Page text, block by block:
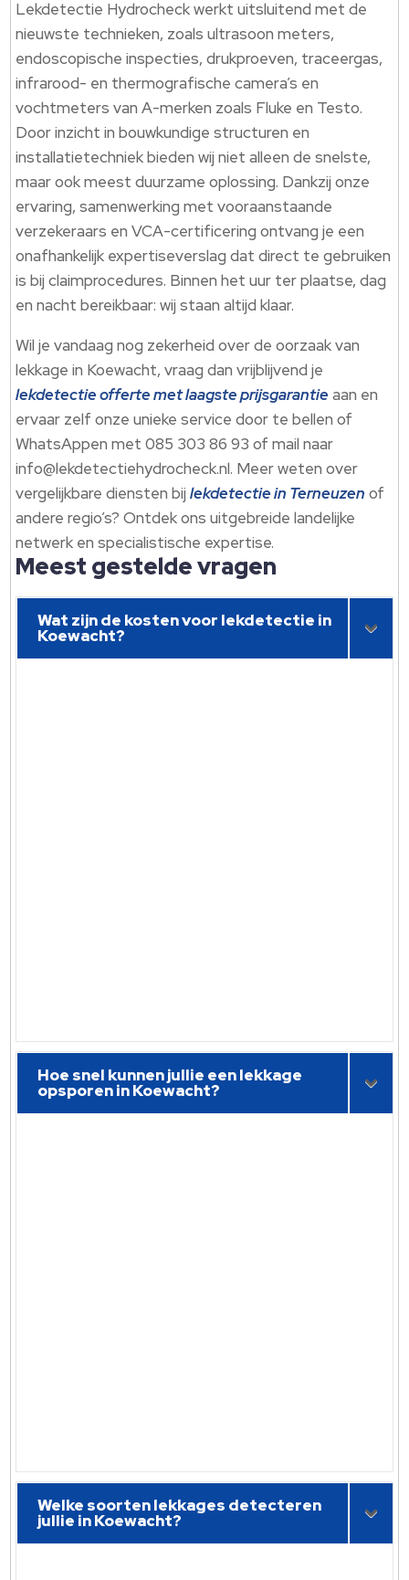
Lekdetectie Hydrocheck werkt uitsluitend met de
nieuwste technieken, zoals ultrasoon meters,
endoscopische inspecties, drukproeven, traceergas,
infrarood- en thermografische camera’s en
vochtmeters van A-merken zoals Fluke en Testo.​
Door inzicht in bouwkundige structuren en
installatietechniek bieden wij niet alleen de snelste,
maar ook meest duurzame oplossing.​ Dankzij onze
ervaring, samenwerking met vooraanstaande
verzekeraars en VCA-certificering ontvang je een
onafhankelijk expertiseverslag dat direct te gebruiken
is bij claimprocedures.​ Binnen het uur ter plaatse, dag
en nacht bereikbaar: wij staan altijd klaar.​
Wil je vandaag nog zekerheid over de oorzaak van
lekkage in Koewacht, vraag dan vrijblijvend je
lekdetectie offerte met laagste prijsgarantie aan en
ervaar zelf onze unieke service door te bellen of
WhatsAppen met 085 303 86 93 of mail naar
info@lekdetectiehydrocheck.​nl.​ Meer weten over
vergelijkbare diensten bijlekdetectie in Terneuzen of
andere regio’s? Ontdek ons uitgebreide landelijke
netwerk en specialistische expertise.​
Meest gestelde vragen
Wat zijn de kosten voor lekdetectie in
Koewacht?
Hoe snel kunnen jullie een lekkage
opsporen in Koewacht?
Welke soorten lekkages detecteren
jullie in Koewacht?